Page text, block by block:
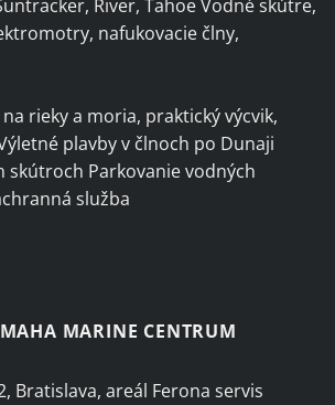
River, Tahoe Vodné skútre,
nafukovacie člny,
rieky a moria, praktický výcvik,
plavby v člnoch po Dunaji
skútroch Parkovanie vodných
služba
MARINE CENTRUM
Bratislava, areál Ferona servis